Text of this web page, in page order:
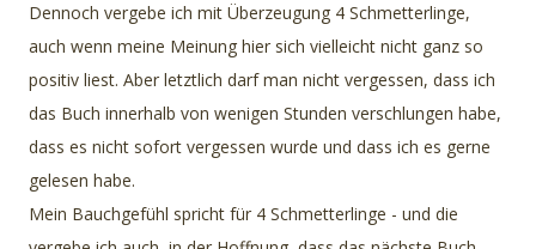
Dennoch vergebe ich mit Überzeugung 4 Schmetterlinge,
auch wenn meine Meinung hier sich vielleicht nicht ganz so
positiv liest. Aber letztlich darf man nicht vergessen, dass ich
das Buch innerhalb von wenigen Stunden verschlungen habe,
dass es nicht sofort vergessen wurde und dass ich es gerne
gelesen habe.
Mein Bauchgefühl spricht für 4 Schmetterlinge - und die